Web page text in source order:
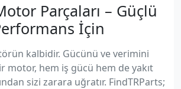
Parçaları – Güçlü
İçin
kalbidir. Gücünü ve verimini
motor, hem iş gücü hem de yakıt
sizi zarara uğratır. FindTRParts;